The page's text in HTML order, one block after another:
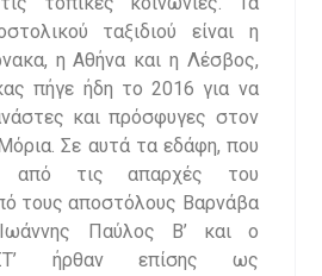
ταξιδιού είναι η
η Αθήνα και η Λέσβος,
πήγε ήδη το 2016 για να
και πρόσφυγες στον
Σε αυτά τα εδάφη, που
από τις απαρχές του
τους αποστόλους Βαρνάβα
Παύλος Β’ και ο
ήρθαν επίσης ως